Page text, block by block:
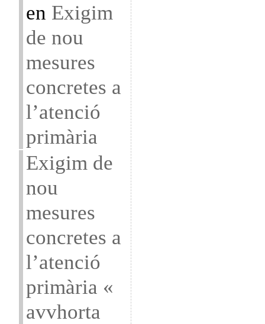
en Exigim
de nou
mesures
concretes a
l’atenció
primària
Exigim de
nou
mesures
concretes a
l’atenció
primària «
avvhorta